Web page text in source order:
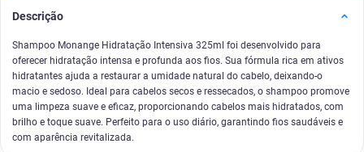
Descrição
Shampoo Monange Hidratação Intensiva 325ml foi desenvolvido para
oferecer hidratação intensa e profunda aos fios. Sua fórmula rica em ativos
hidratantes ajuda a restaurar a umidade natural do cabelo, deixando-o
macio e sedoso. Ideal para cabelos secos e ressecados, o shampoo promove
uma limpeza suave e eficaz, proporcionando cabelos mais hidratados, com
brilho e toque suave. Perfeito para o uso diário, garantindo fios saudáveis e
com aparência revitalizada.